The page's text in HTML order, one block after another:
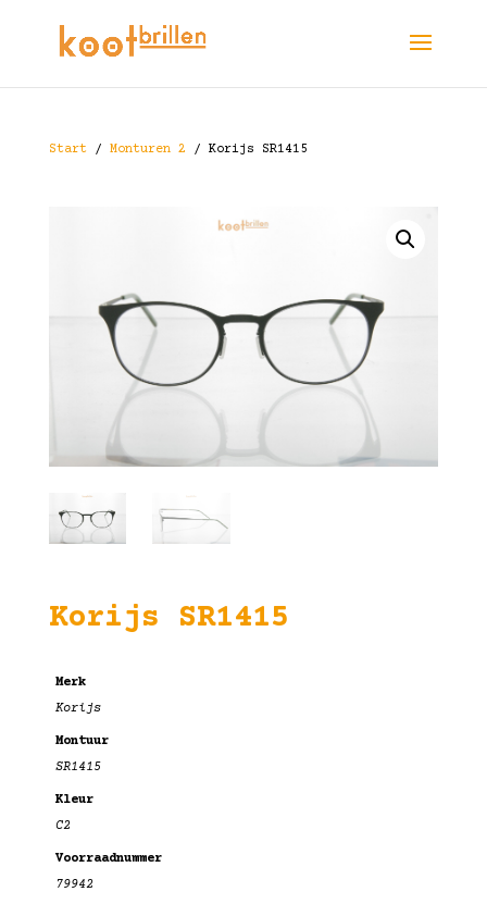
Start/ Monturen 2 / Korijs SR1415
Korijs SR1415
Merk
Korijs
Montuur
SR1415
Kleur
C2
Voorraadnummer
79942